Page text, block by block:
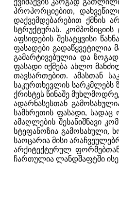
ქვიშაქვის კარგად
პროპორციებით,
დაქვემდებარებით ქმნის
სტრუქტურას.
აფსიდების შესატყვისი
ფასადები გადაწყვეტილია
გამარტივებულია და
ფასადი იქმება ახლო
თავსართებით. ამასთან
საკურთხევლის სარკმლებს
ქრისტეს წინაშე
ადარნასესთან
სამხრეთის ფასადი,
ამაღლების შესანიშნავი
სტეფანოზია გამოსახული,
საოცარია მისი
არქიტექტურულ
ჩართულია ლანდშაფტში ისე,